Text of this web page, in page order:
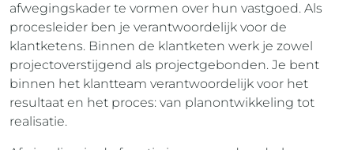
afwegingskader te vormen over hun vastgoed. Als
procesleider ben je verantwoordelijk voor de
klantketens. Binnen de klantketen werk je zowel
projectoverstijgend als projectgebonden. Je bent
binnen het klantteam verantwoordelijk voor het
resultaat en het proces: van planontwikkeling tot
realisatie.